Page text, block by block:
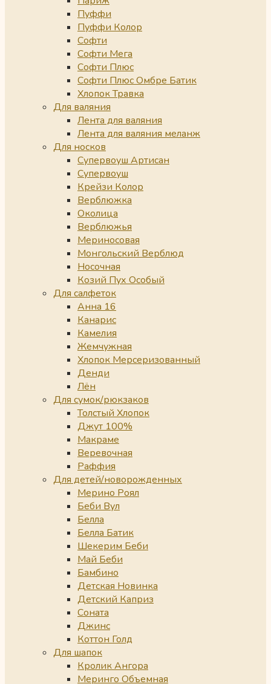
Пуффи
Пуффи Колор
Софти
Софти Мега
Софти Плюс
Софти Плюс Омбре Батик
Хлопок Травка
Для валяния
Лента для валяния
Лента для валяния меланж
Для носков
Супервоуш Артисан
Супервоуш
Крейзи Колор
Верблюжка
Околица
Верблюжья
Мериносовая
Монгольский Верблюд
Носочная
Козий Пух Особый
Для салфеток
Анна 16
Канарис
Камелия
Жемчужная
Хлопок Мерсеризованный
Денди
Лён
Для сумок/рюкзаков
Толстый Хлопок
Джут 100%
Макраме
Веревочная
Раффия
Для детей/новорожденных
Мерино Роял
Беби Вул
Белла
Белла Батик
Шекерим Беби
Май Беби
Бамбино
Детская Новинка
Детский Каприз
Соната
Джинс
Коттон Голд
Для шапок
Кролик Ангора
Меринго Объемная